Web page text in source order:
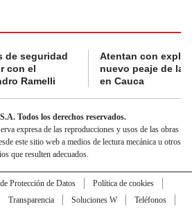
de seguridad
con el
Ramelli
Atentan con
nuevo peaje de la
en Cauca
Todos los derechos reservados.
expresa de las reproducciones y usos de las obras
este sitio web a medios de lectura mecánica u otros
que resulten adecuados.
Protección de Datos
Política de cookies
Transparencia Soluciones W
Teléfonos